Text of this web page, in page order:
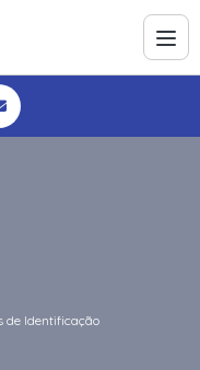
de Identificação